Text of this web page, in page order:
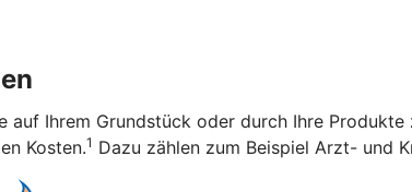
auf Ihrem Grundstück oder durch Ihre
Kosten.1 Dazu zählen zum Beispiel Arzt- und